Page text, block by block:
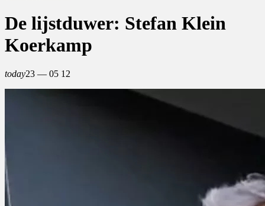
De lijstduwer: Stefan Klein
Koerkamp
today23 — 05 12